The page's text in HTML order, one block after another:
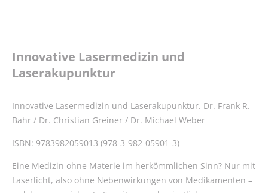
Produkte
Schröpfgläser
Tapes
Praxiszubehör
Therapielaser
Innovative Lasermedizin und
Laserakupunktur
Innovative Lasermedizin und Laserakupunktur. Dr. Frank R.
Bahr / Dr. Christian Greiner / Dr. Michael Weber
ISBN: 9783982059013 (978-3-982-05901-3)
Eine Medizin ohne Materie im herkömmlichen Sinn? Nur mit
Laserlicht, also ohne Nebenwirkungen von Medikamenten –